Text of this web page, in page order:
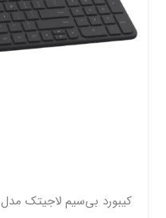
کیبورد بی‌سیم لاجیتک مدل K580